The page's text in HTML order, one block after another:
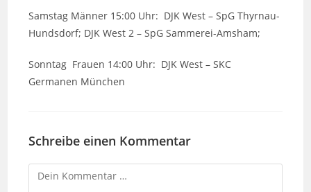
Samstag Männer 15:00 Uhr: DJK West – SpG Thyrnau-
Hundsdorf; DJK West 2 – SpG Sammerei-Amsham;
Sonntag Frauen 14:00 Uhr: DJK West – SKC
Germanen München
Schreibe einen Kommentar
Kommentar